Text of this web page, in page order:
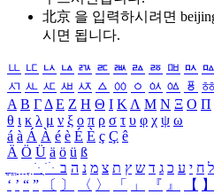
北京 을 입력하시려면
시면 됩니다.
ㅥ ㅦ ㅧ ㅨ ㅩ ㅪ ㅫ ㅬ ㅭ ㅮ ㅯ ㅰ
ㅺ ㅻ ㅼ ㅽ ㅾ ㅿ ㆀ ㆁ ㆂ ㆃ ㆄ ㆅ
Α Β ΓΔ Ε Ζ Η Θ Ι ΚΛ Μ Ν Ξ Ο Π
θ ι κ λ μ ν ξ ο π ρ σ τ υ φ χ ψ ω
á à Á À é è É È ç Ç ê
Ä Ö Ü ä ö ü ß
ִֶֹ ֻּ ׁׂ ל ח י ע כ ג ד ש ץ ת צ מ נ ה ב
‘ ’ “ ” 〔 〕 〈 〉 「 」 『 』 【 】